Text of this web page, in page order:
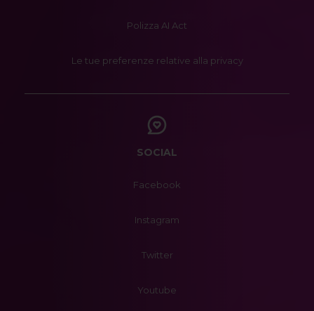
Polizza AI Act
Le tue preferenze relative alla privacy
SOCIAL
Facebook
Instagram
Twitter
Youtube